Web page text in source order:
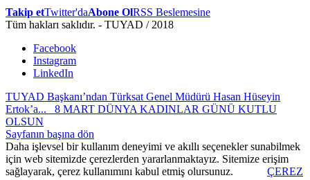
Takip etTwitter'daAbone OlRSS Beslemesine
Tüm hakları saklıdır. - TUYAD / 2018
Facebook
Instagram
LinkedIn
TUYAD Başkanı’ndan Türksat Genel Müdürü Hasan Hüseyin
Ertok’a...
8 MART DÜNYA KADINLAR GÜNÜ KUTLU
OLSUN
Sayfanın başına dön
Daha işlevsel bir kullanım deneyimi ve akıllı seçenekler sunabilmek
için web sitemizde çerezlerden yararlanmaktayız. Sitemize erişim
sağlayarak, çerez kullanımını kabul etmiş olursunuz.
ÇEREZ